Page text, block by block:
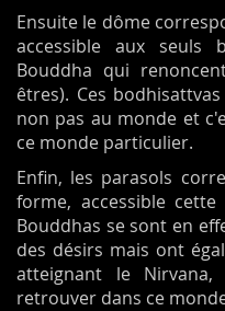
Ensuite le dôme
accessible aux seuls
Bouddha qui
êtres). Ces
non pas au monde et
ce monde particulier.
Enfin, les parasols
forme, accessible
Bouddhas se sont en
des désirs mais ont
atteignant le
retrouver dans ce